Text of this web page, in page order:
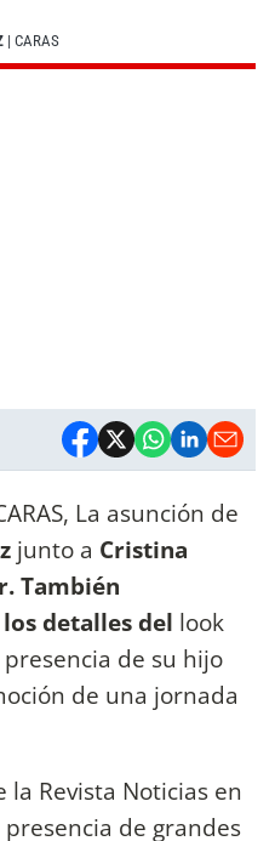
| CARAS
La asunción de
junto a Cristina
También
detalles del look
de su hijo
de una jornada
la Revista Noticias en
presencia de grandes